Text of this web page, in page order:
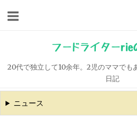
キ
ッ
フードライターrie
20代で独立して10余年。2児のママでも
日記
ニュース